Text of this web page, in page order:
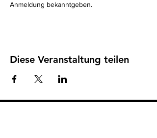
Anmeldung bekanntgeben.
Diese Veranstaltung teilen